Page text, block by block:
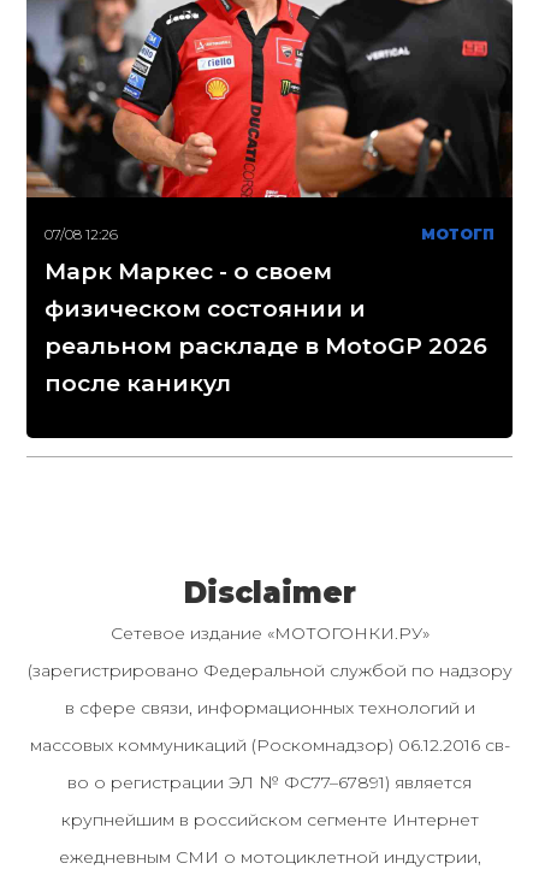
07/08 12:26 МОТОГП
Марк Маркес - о своем
физическом состоянии и
реальном раскладе в MotoGP 2026
после каникул
Disclaimer
Сетевое издание «МОТОГОНКИ.РУ»
(зарегистрировано Федеральной службой по надзору
в сфере связи, информационных технологий и
массовых коммуникаций (Роскомнадзор) 06.12.2016 св-
во о регистрации ЭЛ № ФС77–67891) является
крупнейшим в российском сегменте Интернет
ежедневным СМИ о мотоциклетной индустрии,